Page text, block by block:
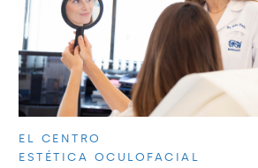
EL CENTRO
ESTÉTICA OCULOFACIAL